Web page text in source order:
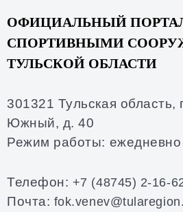
ОФИЦИАЛЬНЫЙ
СПОРТИВНЫМИ
ТУЛЬСКОЙ ОБЛАСТИ
301321 Тульская область,
Южный, д. 40
Режим работы:
Телефон: +7 (48745) 2-16-
Почта: